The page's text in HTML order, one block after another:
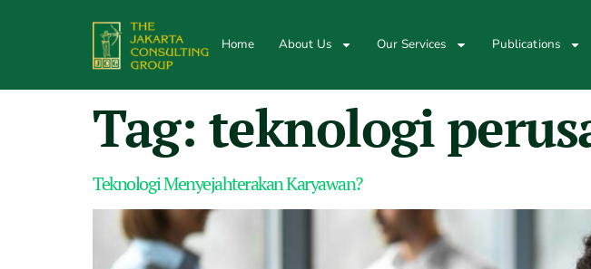
Home About Us Our Services Publications
Tag: teknologi
Teknologi Menyejahterakan Karyawan?